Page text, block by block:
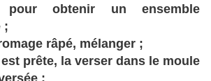
pour obtenir un ensemble
;
râpé, mélanger ;
prête, la verser dans le moule